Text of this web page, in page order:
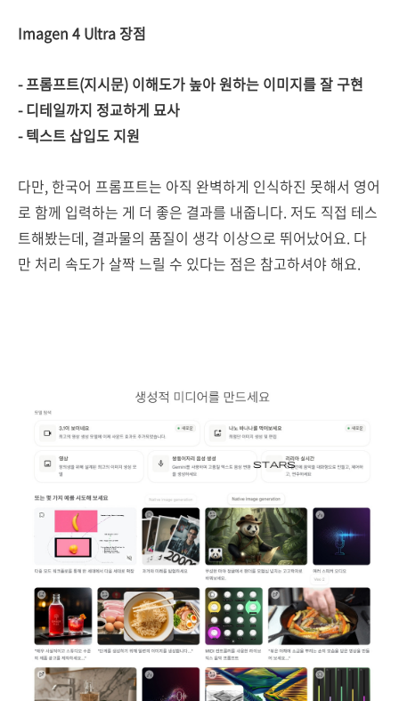
Imagen 4 Ultra 장점
- 프롬프트(지시문) 이해도가 높아 원하는 이미지를 잘 구현
- 디테일까지 정교하게 묘사
- 텍스트 삽입도 지원
다만, 한국어 프롬프트는 아직 완벽하게 인식하진 못해서 영어
로 함께 입력하는 게 더 좋은 결과를 내줍니다. 저도 직접 테스
트해봤는데, 결과물의 품질이 생각 이상으로 뛰어났어요. 다
만 처리 속도가 살짝 느릴 수 있다는 점은 참고하셔야 해요.